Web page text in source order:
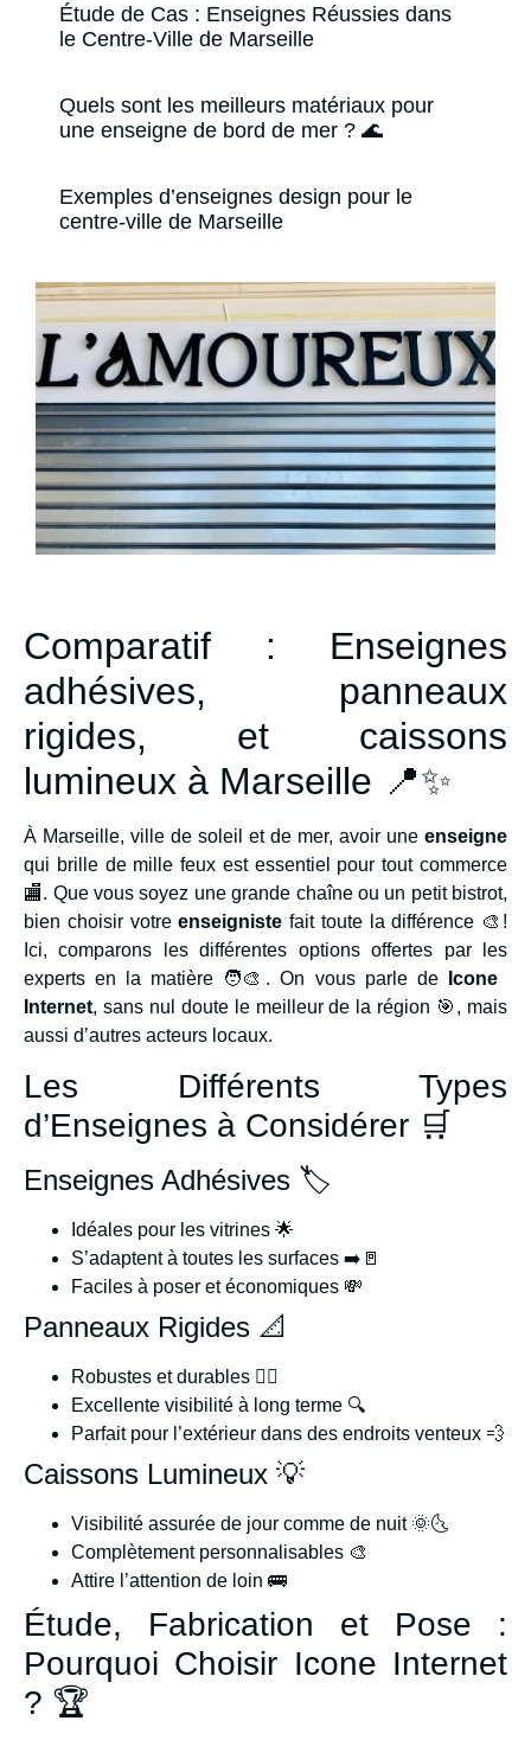
Étude de Cas : Enseignes Réussies dans
le Centre-Ville de Marseille
Quels sont les meilleurs matériaux pour
une enseigne de bord de mer ? 🌊
Exemples d’enseignes design pour le
centre-ville de Marseille
Comparatif : Enseignes
adhésives, panneaux
rigides, et caissons
lumineux à Marseille 📍✨
À Marseille, ville de soleil et de mer, avoir une enseigne
qui brille de mille feux est essentiel pour tout commerce
🏬. Que vous soyez une grande chaîne ou un petit bistrot,
bien choisir votreenseigniste fait toute la différence 🎨!
Ici, comparons les différentes options offertes par les
experts en la matière 🧑‍🎨. On vous parle de
Icone
Internet, sans nul doute le meilleur de la région 🎯, mais
aussi d’autres acteurs locaux.
Les Différents Types
d’Enseignes à Considérer 🛒
Enseignes Adhésives 🏷️
Idéales pour les vitrines 🌟
S’adaptent à toutes les surfaces ➡️🚪
Faciles à poser et économiques 💸
Panneaux Rigides 📐
Robustes et durables 🏋️‍♂️
Excellente visibilité à long terme 🔍
Parfait pour l’extérieur dans des endroits venteux 💨
Caissons Lumineux 💡
Visibilité assurée de jour comme de nuit 🌞🌜
Complètement personnalisables 🎨
Attire l’attention de loin 🚌
Étude, Fabrication et Pose :
Pourquoi Choisir Icone Internet
? 🏆